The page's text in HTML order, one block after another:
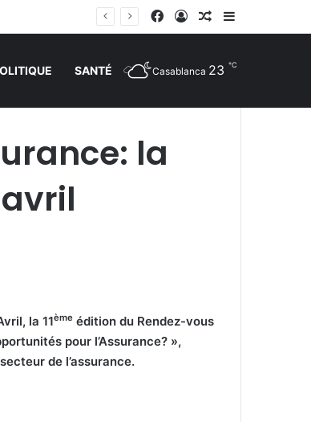
Facebook
Connexion
Article Aléatoire
Sidebar
SANTÉ Casablanca 23 ℃
la
avril
la 11ème édition du Rendez-vous
pour l’Assurance? »,
de l’assurance.